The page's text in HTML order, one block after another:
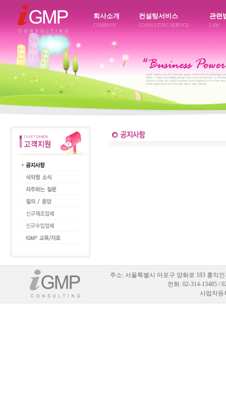
회사소개
COMPANY
컨설팅서비스
CONSULTING SERVICE
관련
LAW
주소: 서울특별시 마포구 양화로 183 홍익
전화: 02-314-13485 /
사업자등